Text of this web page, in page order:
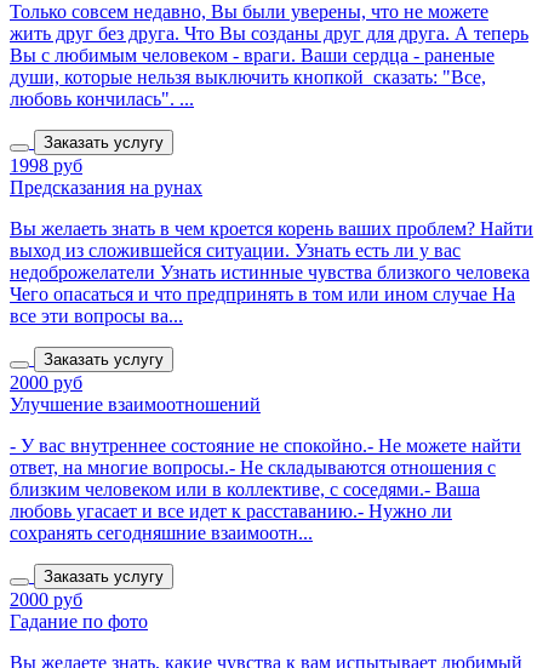
Только совсем недавно, Вы были уверены, что не можете
жить друг без друга. Что Вы созданы друг для друга. А теперь
Вы с любимым человеком - враги. Ваши сердца - раненые
души, которые нельзя выключить кнопкой сказать: "Все,
любовь кончилась". ...
Заказать услугу
1998 руб
Предсказания на рунах
Вы желаеть знать в чем кроется корень ваших проблем? Найти
выход из сложившейся ситуации. Узнать есть ли у вас
недоброжелатели Узнать истинные чувства близкого человека
Чего опасаться и что предпринять в том или ином случае На
все эти вопросы ва...
Заказать услугу
2000 руб
Улучшение взаимоотношений
- У вас внутреннее состояние не спокойно.- Не можете найти
ответ, на многие вопросы.- Не складываются отношения с
близким человеком или в коллективе, с соседями.- Ваша
любовь угасает и все идет к расставанию.- Нужно ли
сохранять сегодняшние взаимоотн...
Заказать услугу
2000 руб
Гадание по фото
Вы желаете знать, какие чувства к вам испытывает любимый